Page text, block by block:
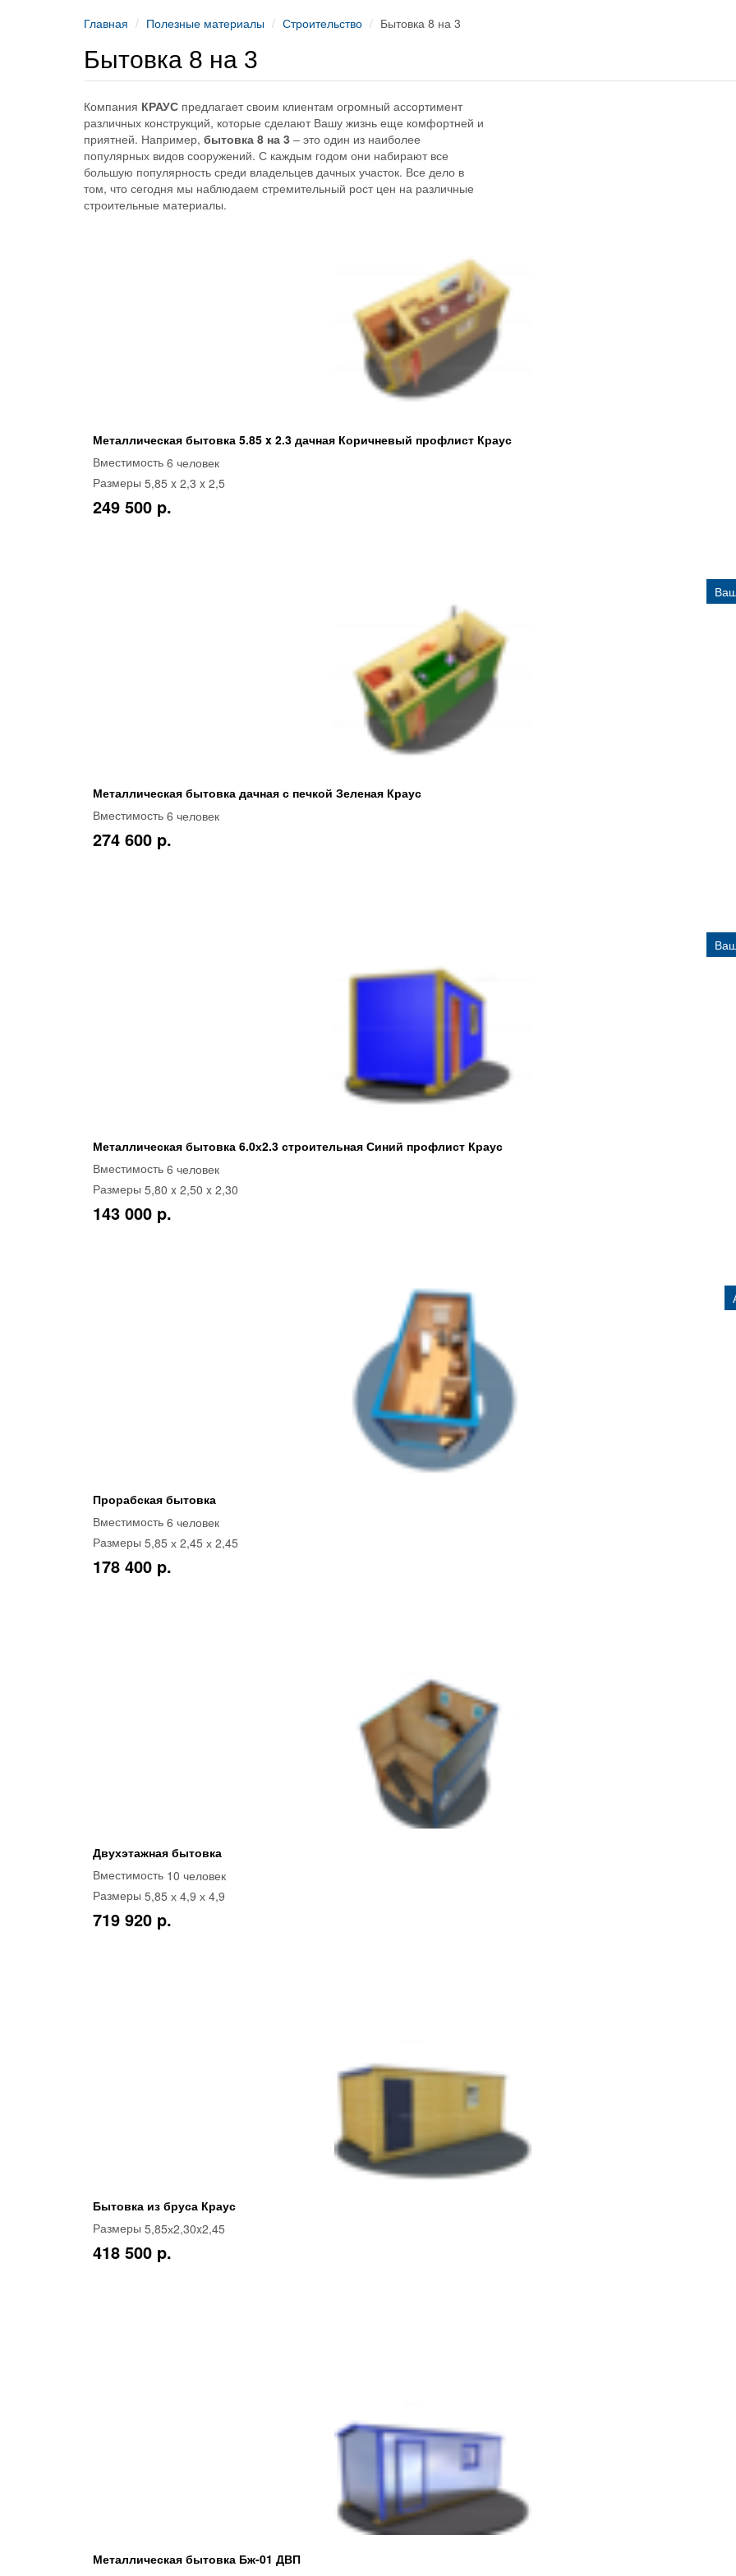
Главная Полезные материалы Строительство Бытовка 8 на 3
Бытовка 8 на 3
Компания КРАУС предлагает своим клиентам огромный ассортимент
различных конструкций, которые сделают Вашу жизнь еще комфортней и
приятней. Например, бытовка 8 на 3 – это один из наиболее
популярных видов сооружений. С каждым годом они набирают все
большую популярность среди владельцев дачных участок. Все дело в
том, что сегодня мы наблюдаем стремительный рост цен на различные
строительные материалы.
Металлическая бытовка 5.85 x 2.3 дачная Коричневый профлист Краус
Вместимость 6 человек
Размеры 5,85 x 2,3 x 2,5
249 500 p.
Металлическая бытовка дачная с печкой Зеленая Краус
Вместимость 6 человек
274 600 p.
Металлическая бытовка 6.0х2.3 строительная Синий профлист Краус
Вместимость 6 человек
Размеры 5,80 x 2,50 x 2,30
143 000 p.
Прорабская бытовка
Вместимость 6 человек
Размеры 5,85 х 2,45 х 2,45
178 400 p.
Двухэтажная бытовка
Вместимость 10 человек
Размеры 5,85 х 4,9 х 4,9
719 920 p.
Бытовка из бруса Краус
Размеры 5,85х2,30x2,45
418 500 p.
Металлическая бытовка Бж-01 ДВП